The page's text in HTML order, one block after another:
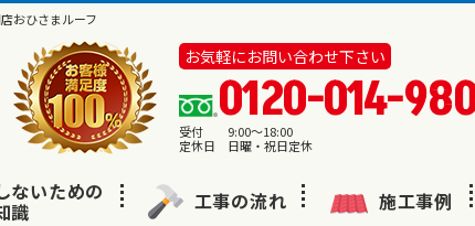
おひさまルーフ
お気軽にお問い合わせ下さい
0120-014-980
受付 9:00～18:00
定休日 日曜・祝日定休
ないための
識 工事の流れ 施工事例